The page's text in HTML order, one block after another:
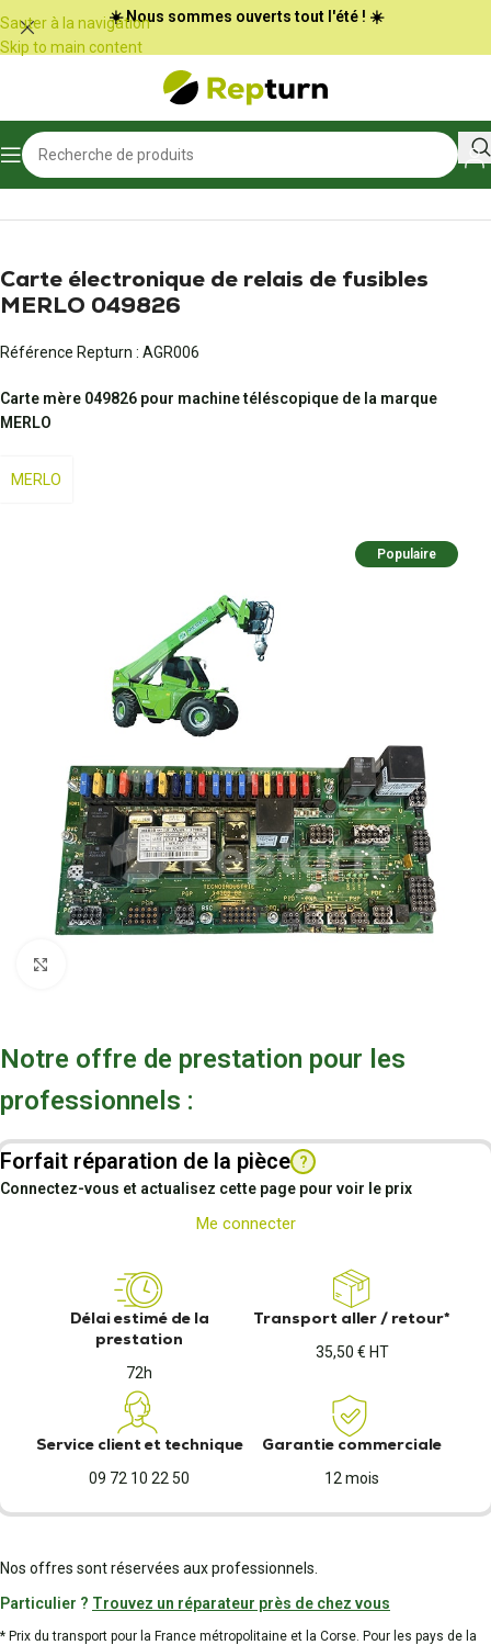
Panneau de gestion des cookies
Sauter à la navigation
Skip to main content
☀️ Nous sommes ouverts tout l'été ! ☀️
Accueil
Carte électronique de relais de fusibles
MERLO 049826
Référence Repturn : AGR006
Carte mère 049826 pour machine téléscopique de la marque
MERLO
MERLO
Populaire
Notre offre de prestation pour les
professionnels :
Forfait réparation de la pièce ?
Connectez-vous et actualisez cette page pour voir le prix
Me connecter
Délai estimé de la
prestation
72h
Transport aller / retour*
35,50 € HT
Service client et technique
09 72 10 22 50
Garantie commerciale
12 mois
Nos offres sont réservées aux professionnels.
Particulier ? Trouvez un réparateur près de chez vous
* Prix du transport pour la France métropolitaine et la Corse. Pour les pays de la